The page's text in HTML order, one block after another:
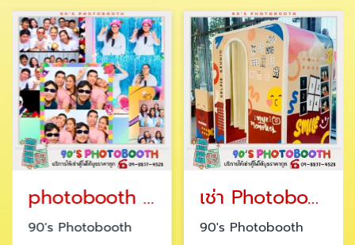
photobooth เจ้าไหนดี
90's Photobooth
เช่า Photobooth รายวัน รายเดือน
90's Photobooth